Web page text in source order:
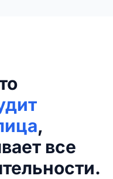
,
все